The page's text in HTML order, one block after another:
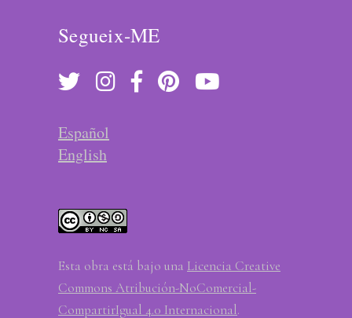
Segueix-ME
Español
English
Esta obra está bajo una Licencia Creative
Commons Atribución-NoComercial-
CompartirIgual 4.0 Internacional.